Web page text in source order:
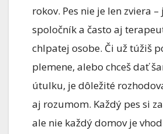
rokov. Pes nie je len zviera
spoločník a často aj
chlpatej osobe. Či už túžiš
plemene, alebo chceš dať
útulku, je dôležité
aj rozumom. Každý pes si
ale nie každý domov je